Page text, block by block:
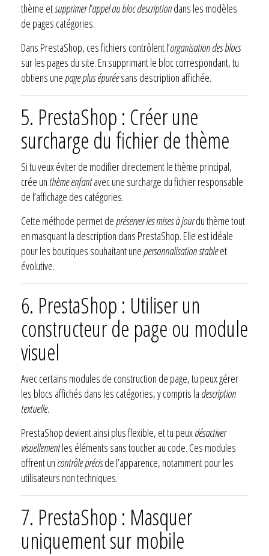
thème etsupprimer l’appel au bloc descriptiondans les modèles
de pages catégories.
Dans PrestaShop, ces fichiers contrôlent l’organisation des blocs
sur les pages du site. En supprimant le bloc correspondant, tu
obtiens unepage plus épuréesans description affichée.
5. PrestaShop : Créer une
surcharge du fichier de thème
Si tu veux éviter de modifier directement le thème principal,
crée unthème enfantavec une surcharge du fichier responsable
de l’affichage des catégories.
Cette méthode permet depréserver les mises à jourdu thème tout
en masquant la description dans PrestaShop. Elle est idéale
pour les boutiques souhaitant unepersonnalisation stableet
évolutive.
6. PrestaShop : Utiliser un
constructeur de page ou module
visuel
Avec certains modules de construction de page, tu peux gérer
les blocs affichés dans les catégories, y compris la description
textuelle.
PrestaShop devient ainsi plus flexible, et tu peuxdésactiver
visuellementles éléments sans toucher au code. Ces modules
offrent un contrôle précisde l’apparence, notamment pour les
utilisateurs non techniques.
7. PrestaShop : Masquer
uniquement sur mobile